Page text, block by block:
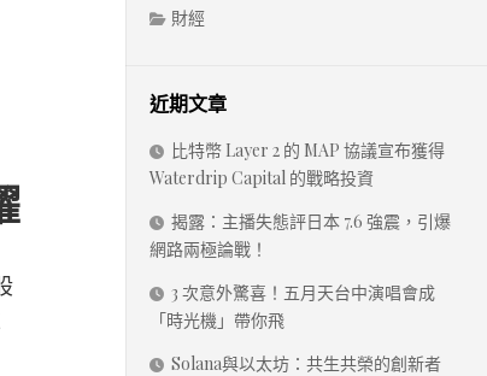
財經
近期文章
比特幣 Layer 2 的 MAP 協議宣布獲得
Waterdrip Capital 的戰略投資
揭露：主播失態評日本 7.6 強震，引爆
網路兩極論戰！
3 次意外驚喜！五月天台中演唱會成
「時光機」帶你飛
Solana與以太坊：共生共榮的創新者